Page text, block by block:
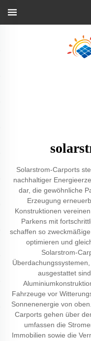
Solarstrom-Carports
nachhaltiger
dar, die gewöhnliche
Erzeugung
Konstruktionen
Parkens mit
schaffen so
optimieren und
Solarstrom-
ausgestattet
Fahrzeuge vor
Sonnenenergie von
Carports gehen über
umfassen die
Immobilien sowie die